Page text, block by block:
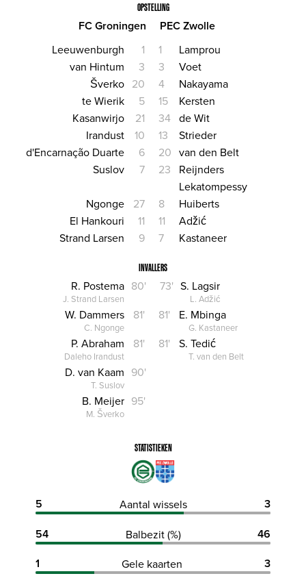
OPSTELLING
FC Groningen PEC Zwolle
Leeuwenburgh 1 Lamprou
1
van Hintum
3 Voet
3
Šverko 20 Nakayama
4
te Wierik
5 Kersten
15
Kasanwirjo
21 de Wit
34
Irandust
10 Strieder
13
d'Encarnação Duarte
6 van den Belt
20
Suslov
7
Reijnders
Lekatompessy
23
Ngonge 27 Huiberts
8
El Hankouri
11 Adžić
11
Strand Larsen
9 Kastaneer
7
INVALLERS
R. Postema
J. Strand Larsen
80' S. Lagsir
L. Adžić
73'
W. Dammers
C. Ngonge
81' E. Mbinga
G. Kastaneer
81'
P. Abraham
Daleho Irandust
81' S. Tedić
T. van den Belt
81'
D. van Kaam
T. Suslov
90'
B. Meijer
M. Šverko
95'
STATISTIEKEN
5 Aantal wissels
3
54
Balbezit (%)
46
1
Gele kaarten
3